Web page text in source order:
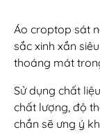
Áo croptop sát
sắc xinh xắn
thoáng mát
Sử dụng chất
chất lượng, độ
chắn sẽ ưng ý